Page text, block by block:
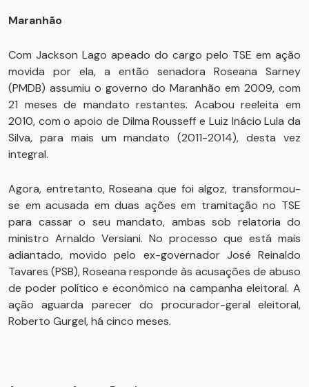
Maranhão
Com Jackson Lago apeado do cargo pelo TSE em ação
movida por ela, a então senadora Roseana Sarney
(PMDB) assumiu o governo do Maranhão em 2009, com
21 meses de mandato restantes. Acabou reeleita em
2010, com o apoio de Dilma Rousseff e Luiz Inácio Lula da
Silva, para mais um mandato (2011-2014), desta vez
integral.
Agora, entretanto, Roseana que foi algoz, transformou-
se em acusada em duas ações em tramitação no TSE
para cassar o seu mandato, ambas sob relatoria do
ministro Arnaldo Versiani. No processo que está mais
adiantado, movido pelo ex-governador José Reinaldo
Tavares (PSB), Roseana responde às acusações de abuso
de poder político e econômico na campanha eleitoral. A
ação aguarda parecer do procurador-geral eleitoral,
Roberto Gurgel, há cinco meses.